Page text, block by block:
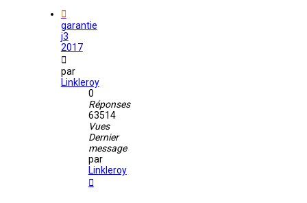
garantie
j3
2017
par
Linkleroy
0
Réponses
63514
Vues
Dernier
message
par
Linkleroy